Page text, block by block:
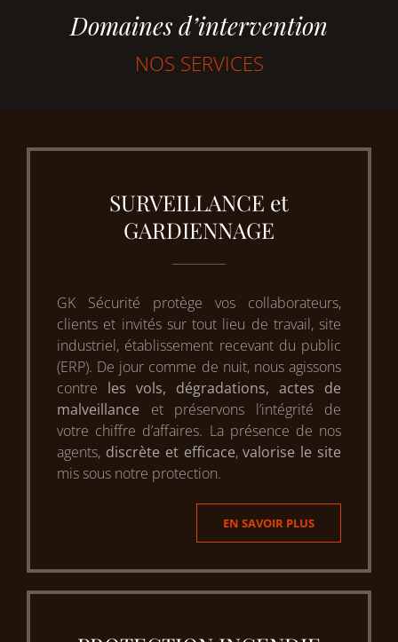
Domaines d’intervention
NOS SERVICES
SURVEILLANCE et
GARDIENNAGE
GK Sécurité protège vos collaborateurs,
clients et invités sur tout lieu de travail, site
industriel, établissement recevant du public
(ERP). De jour comme de nuit, nous agissons
contre les vols, dégradations, actes de
malveillance et préservons l’intégrité de
votre chiffre d’affaires. La présence de nos
agents, discrète et efficace,valorise le site
mis sous notre protection.
EN SAVOIR PLUS